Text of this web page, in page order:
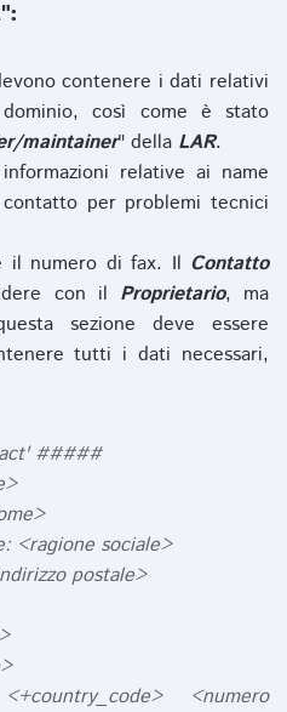
contenere i dati relativi
così come è stato
maintainer" della LAR.
relative ai name
per problemi tecnici
il numero di fax. Il Contatto
con il Proprietario, ma
sezione deve essere
tutti i dati necessari,
#####
<ragione sociale>
postale>
<numero